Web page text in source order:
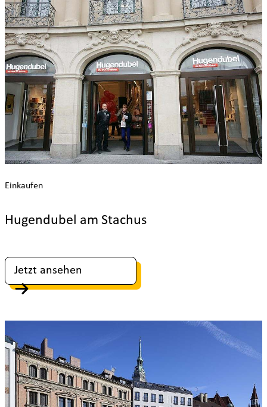
Hugendubel am Stachus
Einkaufen
Jetzt ansehen